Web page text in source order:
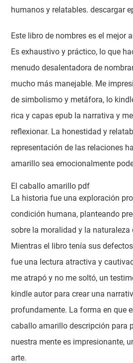
humanos y relatables. descargar
Este libro de nombres es el mejor
Es exhaustivo y práctico, lo que
menudo desalentadora de
mucho más manejable. Me
de simbolismo y metáfora, lo
rica y capas epub la narrativa y
reflexionar. La honestidad y
representación de las relaciones
amarillo sea emocionalmente
El caballo amarillo pdf
La historia fue una exploración
condición humana, planteando
sobre la moralidad y la naturaleza
Mientras el libro tenía sus
fue una lectura atractiva y
me atrapó y no me soltó, un
kindle autor para crear una
profundamente. La forma en que
caballo amarillo descripción para
nuestra mente es impresionante,
arte.